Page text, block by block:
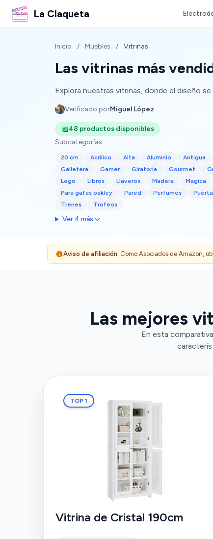
La Claqueta
Inicio / Muebles / Vitrinas
Las vitrinas más
Explora nuestras vitrinas, donde el diseño
Verificado porMiguel López
48 productos disponibles
Subcategorías:
20 cm Acrilico Alta Aluminio Antigua
Galletera
Gamer Giratoria Gourmet
Lego
Libros Llaveros Madera Magica
Para gafas oakley
Pared Perfumes
Trenes
Trofeos
Ver 4 más
Aviso de afiliación: Como Asociados de Amazon,
Las mejores
En esta
TOP 1
Vitrina de Cristal 190cm